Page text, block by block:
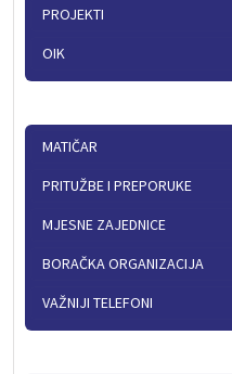
PROJEKTI
OIK
MATIČAR
PRITUŽBE I PREPORUKE
MJESNE ZAJEDNICE
BORAČKA ORGANIZACIJA
VAŽNIJI TELEFONI